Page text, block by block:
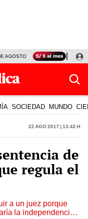
AGOSTO TINKA RESULTADOS
SOCIEDAD MUNDO
22 Ago 2017 | 13:42 h
de
regula el
a un juez porque
la independencia